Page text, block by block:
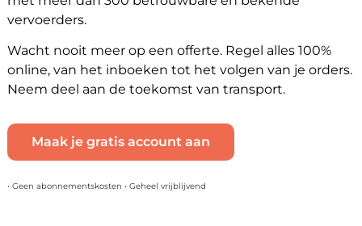
vervoerders.
Wacht nooit meer op een offerte. Regel alles 100%
online, van het inboeken tot het volgen van je orders.
Neem deel aan de toekomst van transport.
Maak je gratis account aan
• Geen abonnementskosten • Geheel vrijblijvend